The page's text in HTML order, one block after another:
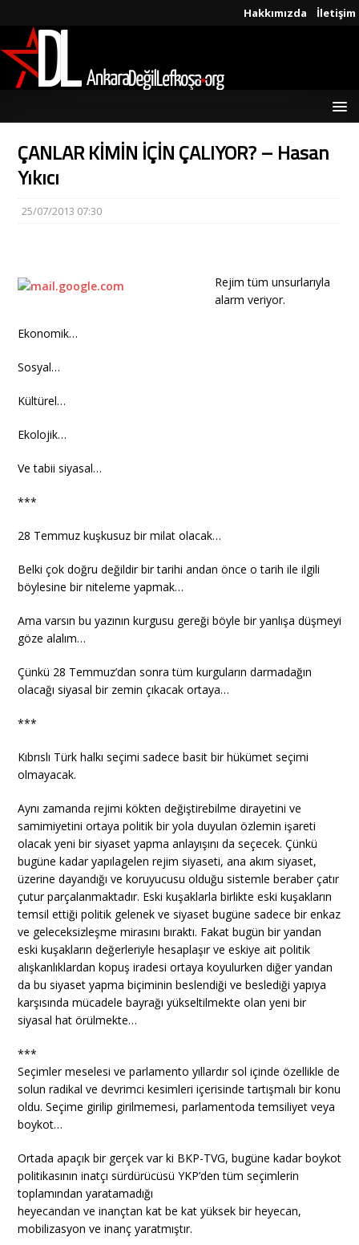
Hakkımızda İletişim
ÇANLAR KİMİN İÇİN ÇALIYOR? – Hasan
Yıkıcı
25/07/2013 07:30
Rejim tüm unsurlarıyla
alarm veriyor.
Ekonomik…
Sosyal…
Kültürel…
Ekolojik…
Ve tabii siyasal…
***
28 Temmuz kuşkusuz bir milat olacak…
Belki çok doğru değildir bir tarihi andan önce o tarih ile ilgili
böylesine bir niteleme yapmak…
Ama varsın bu yazının kurgusu gereği böyle bir yanlışa düşmeyi
göze alalım…
Çünkü 28 Temmuz’dan sonra tüm kurguların darmadağın
olacağı siyasal bir zemin çıkacak ortaya…
***
Kıbrıslı Türk halkı seçimi sadece basit bir hükümet seçimi
olmayacak.
Aynı zamanda rejimi kökten değiştirebilme dirayetini ve
samimiyetini ortaya politik bir yola duyulan özlemin işareti
olacak yeni bir siyaset yapma anlayışını da seçecek. Çünkü
bugüne kadar yapılagelen rejim siyaseti, ana akım siyaset,
üzerine dayandığı ve koruyucusu olduğu sistemle beraber çatır
çutur parçalanmaktadır. Eski kuşaklarla birlikte eski kuşakların
temsil ettiği politik gelenek ve siyaset bugüne sadece bir enkaz
ve geleceksizleşme mirasını bıraktı. Fakat bugün bir yandan
eski kuşakların değerleriyle hesaplaşır ve eskiye ait politik
alışkanlıklardan kopuş iradesi ortaya koyulurken diğer yandan
da bu siyaset yapma biçiminin beslendiği ve beslediği yapıya
karşısında mücadele bayrağı yükseltilmekte olan yeni bir
siyasal hat örülmekte…
***
Seçimler meselesi ve parlamento yıllardır sol içinde özellikle de
solun radikal ve devrimci kesimleri içerisinde tartışmalı bir konu
oldu. Seçime girilip girilmemesi, parlamentoda temsiliyet veya
boykot…
Ortada apaçık bir gerçek var ki BKP-TVG, bugüne kadar boykot
politikasının inatçı sürdürücüsü YKP’den tüm seçimlerin
toplamından yaratamadığı
heyecandan ve inançtan kat be kat yüksek bir heyecan,
mobilizasyon ve inanç yaratmıştır.